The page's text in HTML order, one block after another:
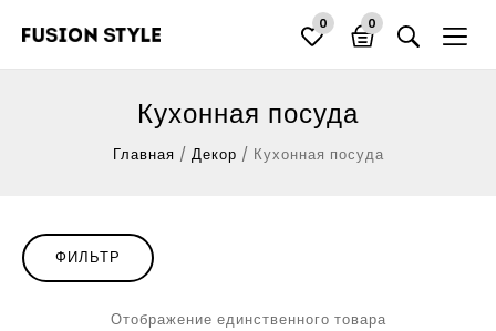
0 0
Кухонная посуда
Главная / Декор / Кухонная посуда
Отображение единственного товара
ФИЛЬТР